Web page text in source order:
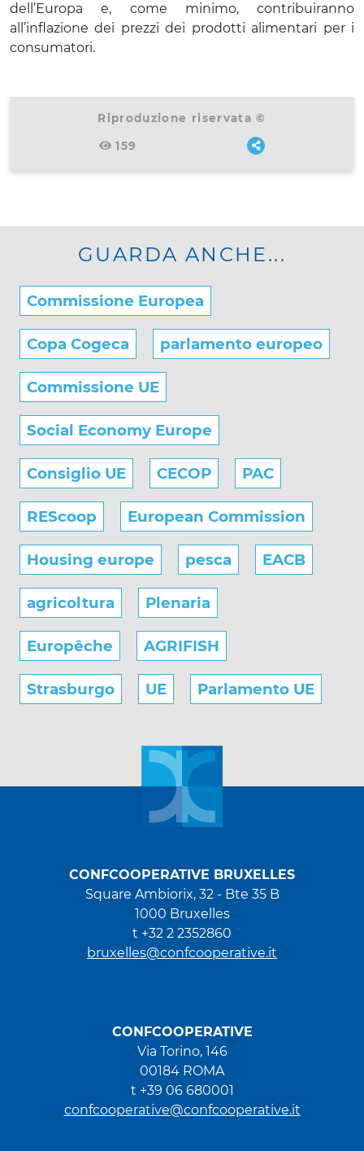
dell’Europa e, come minimo, contribuiranno
all’inflazione dei prezzi dei prodotti alimentari per i
consumatori.
Riproduzione riservata ©
159
GUARDA ANCHE...
Commissione Europea
Copa Cogeca parlamento europeo
Commissione UE
Social Economy Europe
Consiglio UE CECOP PAC
REScoop European Commission
Housing europe pesca EACB
agricoltura Plenaria
Europêche AGRIFISH
Strasburgo UE Parlamento UE
CONFCOOPERATIVE BRUXELLES
Square Ambiorix, 32 - Bte 35 B
1000 Bruxelles
t +32 2 2352860
bruxelles@confcooperative.it
CONFCOOPERATIVE
Via Torino, 146
00184 ROMA
t +39 06 680001
confcooperative@confcooperative.it